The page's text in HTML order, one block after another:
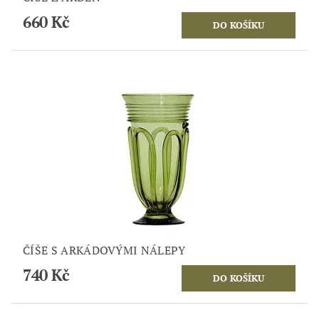
660 Kč
ČÍŠE S ARKÁDOVÝMI NÁLEPY
740 Kč